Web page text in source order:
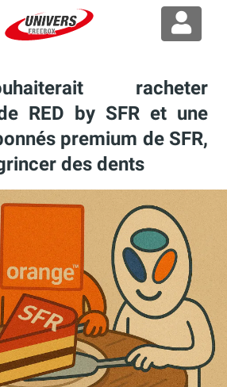
racheter
RED by SFR et une
premium de SFR,
des dents